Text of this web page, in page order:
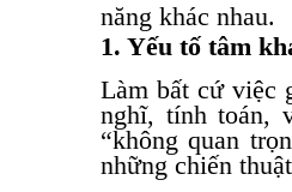
năng khác nhau.
1. Yếu tố tâm
Làm bất cứ việc
nghĩ, tính toán,
“không quan
những chiến